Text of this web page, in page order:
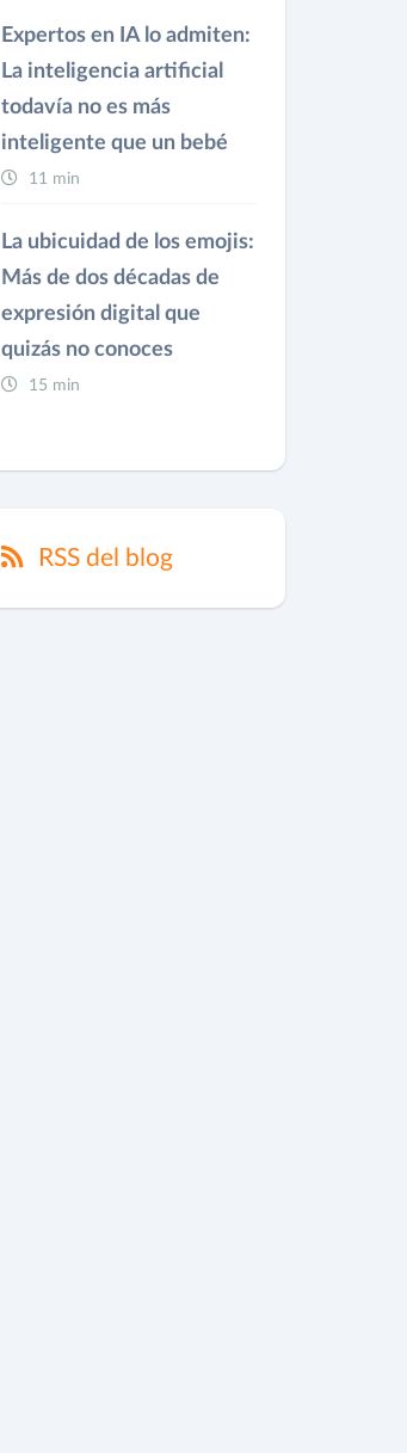
Expertos en IA lo admiten:
La inteligencia artificial
todavía no es más
inteligente que un bebé
11 min
La ubicuidad de los emojis:
Más de dos décadas de
expresión digital que
quizás no conoces
15 min
RSS del blog